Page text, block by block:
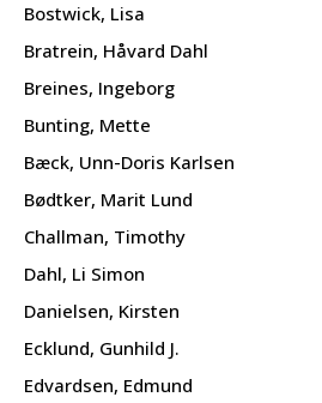
Bostwick, Lisa
Bratrein, Håvard Dahl
Breines, Ingeborg
Bunting, Mette
Bæck, Unn-Doris Karlsen
Bødtker, Marit Lund
Challman, Timothy
Dahl, Li Simon
Danielsen, Kirsten
Ecklund, Gunhild J.
Edvardsen, Edmund